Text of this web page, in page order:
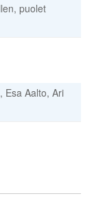
puolet
Esa Aalto, Ari